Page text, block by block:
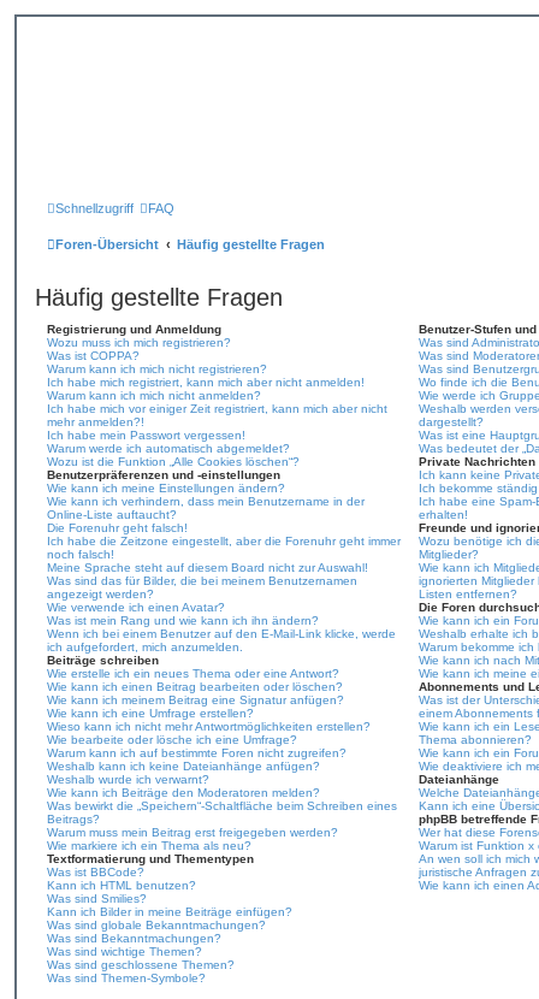
Schnellzugriff FAQ
Foren-Übersicht Häufig gestellte Fragen
Häufig gestellte Fragen
Registrierung und Anmeldung
Wozu muss ich mich registrieren?
Was ist COPPA?
Warum kann ich mich nicht registrieren?
Ich habe mich registriert, kann mich aber nicht anmelden!
Warum kann ich mich nicht anmelden?
Ich habe mich vor einiger Zeit registriert, kann mich aber nicht
mehr anmelden?!
Ich habe mein Passwort vergessen!
Warum werde ich automatisch abgemeldet?
Wozu ist die Funktion „Alle Cookies löschen“?
Benutzerpräferenzen und -einstellungen
Wie kann ich meine Einstellungen ändern?
Wie kann ich verhindern, dass mein Benutzername in der
Online-Liste auftaucht?
Die Forenuhr geht falsch!
Ich habe die Zeitzone eingestellt, aber die Forenuhr geht immer
noch falsch!
Meine Sprache steht auf diesem Board nicht zur Auswahl!
Was sind das für Bilder, die bei meinem Benutzernamen
angezeigt werden?
Wie verwende ich einen Avatar?
Was ist mein Rang und wie kann ich ihn ändern?
Wenn ich bei einem Benutzer auf den E-Mail-Link klicke, werde
ich aufgefordert, mich anzumelden.
Beiträge schreiben
Wie erstelle ich ein neues Thema oder eine Antwort?
Wie kann ich einen Beitrag bearbeiten oder löschen?
Wie kann ich meinem Beitrag eine Signatur anfügen?
Wie kann ich eine Umfrage erstellen?
Wieso kann ich nicht mehr Antwortmöglichkeiten erstellen?
Wie bearbeite oder lösche ich eine Umfrage?
Warum kann ich auf bestimmte Foren nicht zugreifen?
Weshalb kann ich keine Dateianhänge anfügen?
Weshalb wurde ich verwarnt?
Wie kann ich Beiträge den Moderatoren melden?
Was bewirkt die „Speichern“-Schaltfläche beim Schreiben eines
Beitrags?
Warum muss mein Beitrag erst freigegeben werden?
Wie markiere ich ein Thema als neu?
Textformatierung und Thementypen
Was ist BBCode?
Kann ich HTML benutzen?
Was sind Smilies?
Kann ich Bilder in meine Beiträge einfügen?
Was sind globale Bekanntmachungen?
Was sind Bekanntmachungen?
Was sind wichtige Themen?
Was sind geschlossene Themen?
Was sind Themen-Symbole?
Benutzer-Stufen
Was sind
Was sind
Was sind
Wo finde ich die
Wie werde ich
Weshalb werden
dargestellt?
Was ist eine
Was bedeutet der
Private Nachrichten
Ich kann keine
Ich bekomme
Ich habe eine Spam-
erhalten!
Freunde und
Wozu benötige ich
Mitglieder?
Wie kann ich
ignorierten
Listen entfernen?
Die Foren
Wie kann ich ein
Weshalb erhalte ich
Warum bekomme
Wie kann ich nach
Wie kann ich meine
Abonnements und
Was ist der
einem Abonnements
Wie kann ich ein
Thema abonnieren?
Wie kann ich ein
Wie deaktiviere ich
Dateianhänge
Welche
Kann ich eine
phpBB betreffende
Wer hat diese
Warum ist Funktion
An wen soll ich mich
juristische Anfragen
Wie kann ich einen